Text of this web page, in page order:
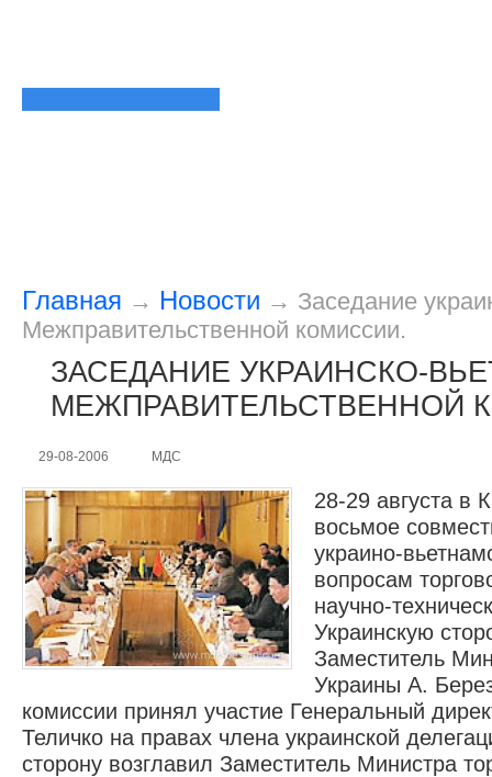
Главная → Новости → Заседание
Межправительственной комиссии.
ЗАСЕДАНИЕ УКРАИНСКО-
МЕЖПРАВИТЕЛЬСТВЕННОЙ
29-08-2006 МДС
28-29 августа в
восьмое
украино-
вопросам
научно-
Украинскую
Заместитель
Украины А.
комиссии принял участие Генеральный
Теличко на правах члена украинской
сторону возглавил Заместитель Министра